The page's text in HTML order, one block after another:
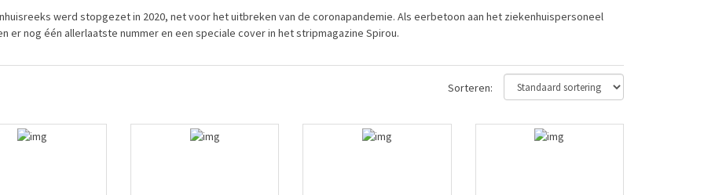
werd stopgezet in 2020, net voor het uitbreken van de coronapandemie. Als eerbetoon aan het ziekenhuispersoneel
er nog één allerlaatste nummer en een speciale cover in het stripmagazine Spirou.
Sorteren: